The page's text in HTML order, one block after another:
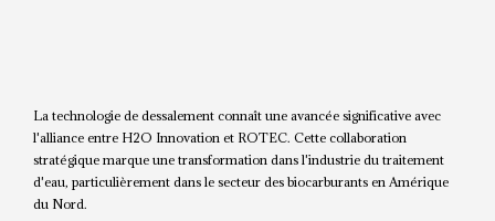
La technologie de dessalement connaît une avancée significative avec
l'alliance entre H2O Innovation et ROTEC. Cette collaboration
stratégique marque une transformation dans l'industrie du traitement
d'eau, particulièrement dans le secteur des biocarburants en Amérique
du Nord.